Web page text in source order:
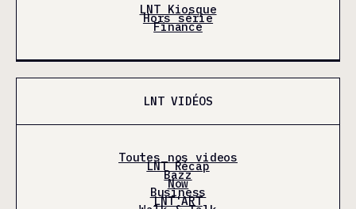
LNT Kiosque
Hors série
Finance
LNT VIDÉOS
Toutes nos videos
LNT Récap
Bazz
Now
Business
LNT'ART